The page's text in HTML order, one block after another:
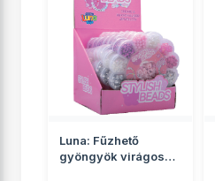
Luna: Fűzhető
gyöngyök virágos